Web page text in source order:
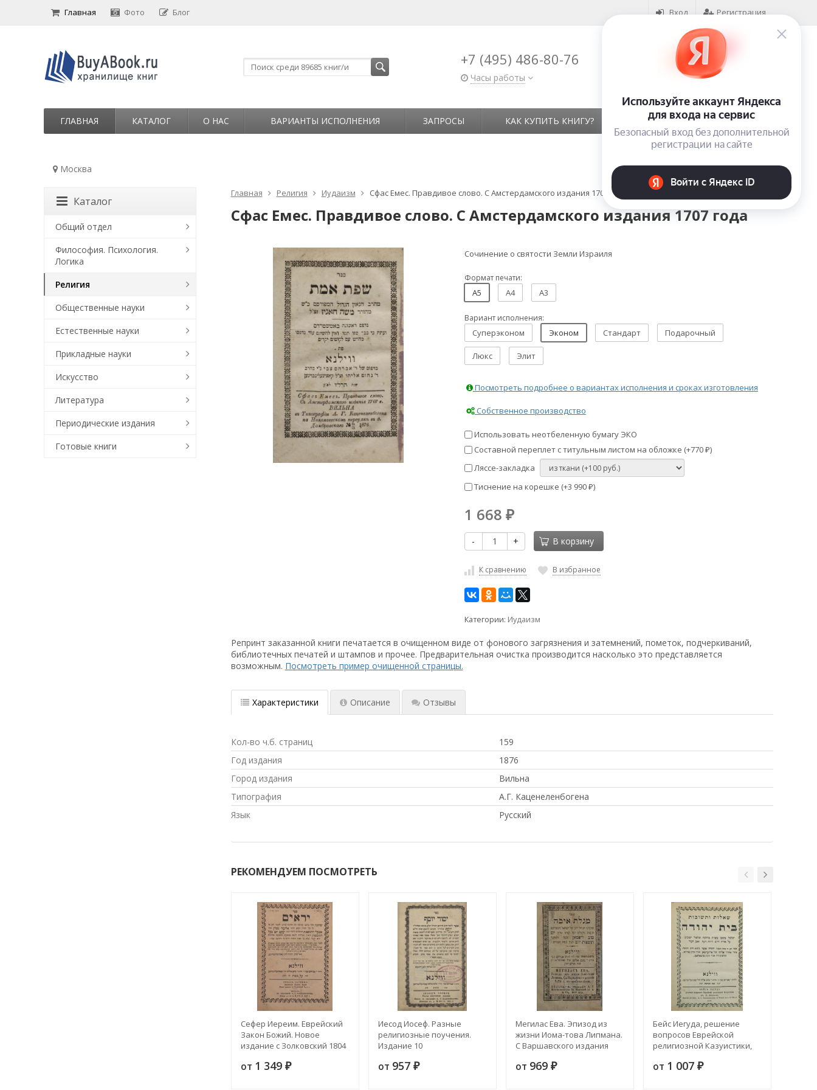
Вход Регистрация
Главная Фото Блог
+7 (495) 486-80-76
Часы работы
Корзина ( 0)
на сумму0₽
ГЛАВНАЯ КАТАЛОГ О НАС ВАРИАНТЫ ИСПОЛНЕНИЯ ЗАПРОСЫ КАК КУПИТЬ КНИГУ? КОНТАКТЫ ОТЗЫВЫ
Москва
Главная Религия Иудаизм Сфас Емес. Правдивое слово. С Амстердамского издания 1707 года
Сфас Емес. Правдивое слово. С Амстердамского издания 1707 года
Сочинение о святости Земли Израиля
Формат печати:
A5 A4 A3
Вариант исполнения:
Суперэконом Эконом Стандарт Подарочный
Люкс Элит
Посмотреть подробнее о вариантах исполнения и сроках изготовления
Собственное производство
Использовать неотбеленную бумагу ЭКО
Составной переплет с титульным листом на обложке (+770 ₽)
Ляссе-закладка
Тиснение на корешке (+3 990 ₽)
1 668 ₽
- + В корзину
К сравнению В избранное
Категории: Иудаизм
Репринт заказанной книги печатается в очищенном виде от фонового загрязнения и затемнений, пометок, подчеркиваний,
библиотечных печатей и штампов и прочее. Предварительная очистка производится насколько это представляется
возможным. Посмотреть пример очищенной страницы.
Характеристики Описание Отзывы
Кол-во ч.б. страниц
159
Год издания
1876
Город издания
Вильна
Типография
А.Г. Каценеленбогена
Язык
Русский
РЕКОМЕНДУЕМ ПОСМОТРЕТЬ
Сефер Иереим. Еврейский
Закон Божий. Новое
издание с Золковский 1804
от 1 349 ₽
Иесод Иосеф. Разные
религиозные поучения.
Издание 10
от 957 ₽
Мегилас Ева. Эпизод из
жизни Иома-това Липмана.
С Варшавского издания
от 969 ₽
Бейс Иегуда, решение
вопросов Еврейской
религиозной Казуистики,
от 1 007 ₽
Каталог
Общий отдел
Философия. Психология.
Логика
Религия
Общественные науки
Естественные науки
Прикладные науки
Искусство
Литература
Периодические издания
Готовые книги